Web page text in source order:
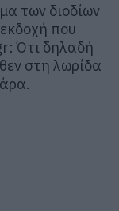
των διοδίων
που
Ότι δηλαδή
στη λωρίδα